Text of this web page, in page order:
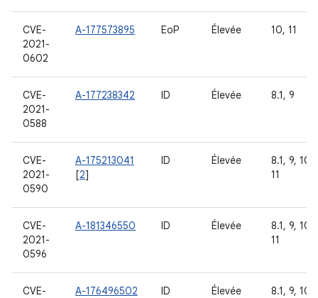
CVE-
2021-
0602
A-177573895 EoP Élevée 10, 11
CVE-
2021-
0588
A-177238342 ID Élevée 8.1, 9
CVE-
2021-
0590
A-175213041
[2]
ID Élevée
8.1, 9, 10,
11
CVE-
2021-
0596
A-181346550 ID Élevée
8.1, 9, 10,
11
CVE-
A-176496502 ID Élevée
8.1, 9, 10,